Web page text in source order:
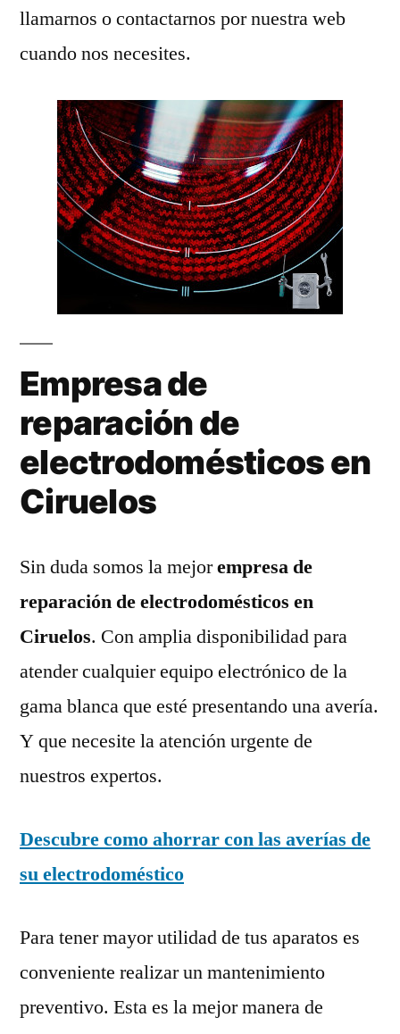
llamarnos o contactarnos por nuestra web
cuando nos necesites.
Empresa de
reparación de
electrodomésticos en
Ciruelos
Sin duda somos la mejorempresa de
reparación de electrodomésticos en
Ciruelos. Con amplia disponibilidad para
atender cualquier equipo electrónico de la
gama blanca que esté presentando una avería.
Y que necesite la atención urgente de
nuestros expertos.
Descubre como ahorrar con las averías de
su electrodoméstico
Para tener mayor utilidad de tus aparatos es
conveniente realizar un mantenimiento
preventivo. Esta es la mejor manera de